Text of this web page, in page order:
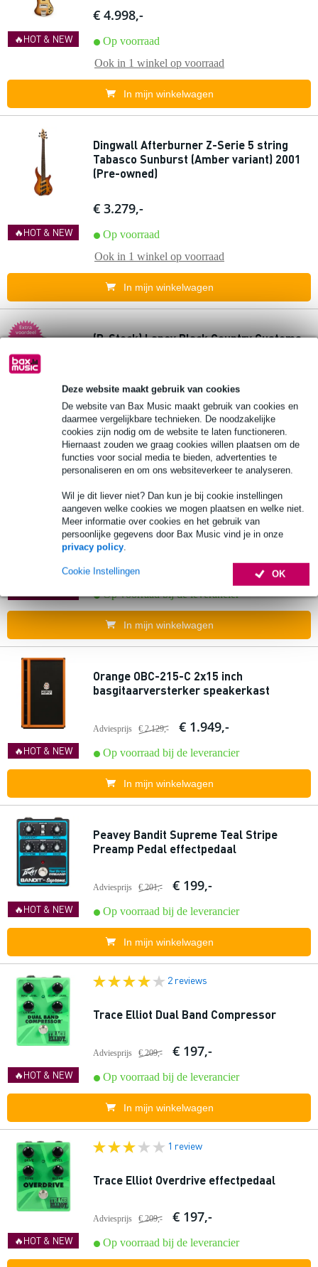
Deze website maakt gebruik van cookies
De website van Bax Music maakt gebruik van cookies en
daarmee vergelijkbare technieken. De noodzakelijke
cookies zijn nodig om de website te laten functioneren.
Hiernaast zouden we graag cookies willen plaatsen om de
functies voor social media te bieden, advertenties te
personaliseren en om ons websiteverkeer te analyseren.
Wil je dit liever niet? Dan kun je bij cookie instellingen
aangeven welke cookies we mogen plaatsen en welke niet.
Meer informatie over cookies en het gebruik van
persoonlijke gegevens door Bax Music vind je in onze
privacy policy.
OK
Cookie Instellingen
🔥HOT & NEW
€ 4.998,-
Op voorraad
Ook in 1 winkel op voorraad
In mijn winkelwagen
🔥HOT & NEW
Dingwall Afterburner Z-Serie 5 string
Tabasco Sunburst (Amber variant) 2001
(Pre-owned)
€ 3.279,-
Op voorraad
Ook in 1 winkel op voorraad
In mijn winkelwagen
Extra
voordeel
🔥HOT & NEW
(B-Stock) Laney Black Country Customs
Adviesprijs € 353,- € 344,-
Op voorraad
Ook in1 winkel op voorraad
In mijn winkelwagen
Markbass Little Mark ROCKER 58R
basgitaarversterker head
€ 739,-
Op voorraad bij de leverancier
In mijn winkelwagen
🔥HOT & NEW
Orange OBC-215-C 2x15 inch
basgitaarversterker speakerkast
Adviesprijs € 2.129,- € 1.949,-
Op voorraad bij de leverancier
In mijn winkelwagen
🔥HOT & NEW
Peavey Bandit Supreme Teal Stripe
Preamp Pedal effectpedaal
Adviesprijs € 201,- € 199,-
Op voorraad bij de leverancier
In mijn winkelwagen
🔥HOT & NEW
2 reviews
Trace Elliot Dual Band Compressor
Adviesprijs € 209,- € 197,-
Op voorraad bij de leverancier
In mijn winkelwagen
🔥HOT & NEW
1 review
Trace Elliot Overdrive effectpedaal
Adviesprijs € 209,- € 197,-
Op voorraad bij de leverancier